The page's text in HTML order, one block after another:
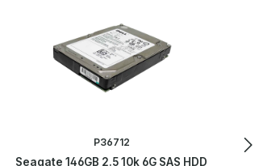
P36712
Seagate 146GB 2.5 10k 6G SAS HDD